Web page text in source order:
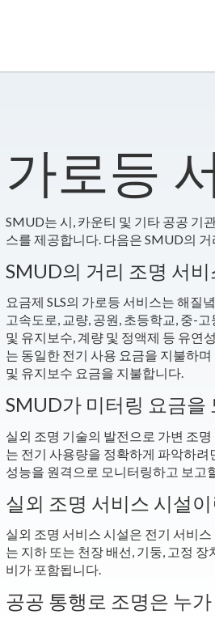
가로등
SMUD는 시, 카운티 및 기타 공공 기
스를 제공합니다. 다음은 SMUD의
SMUD의 거리 조명 서
요금제 SLS의 가로등 서비스는 해질
고속도로, 교량, 공원, 초등학교, 중-
및 유지보수, 계량 및 정액제 등 유연
는 동일한 전기 사용 요금을 지불하
및 유지보수 요금을 지불합니다.
SMUD가 미터링 요금을
실외 조명 기술의 발전으로 가변 조
는 전기 사용량을 정확하게 파악하
성능을 원격으로 모니터링하고 보고
실외 조명 서비스 시설
실외 조명 서비스 시설은 전기 서비
는 지하 또는 천장 배선, 기둥, 고정
비가 포함됩니다.
공공 통행로 조명은 누